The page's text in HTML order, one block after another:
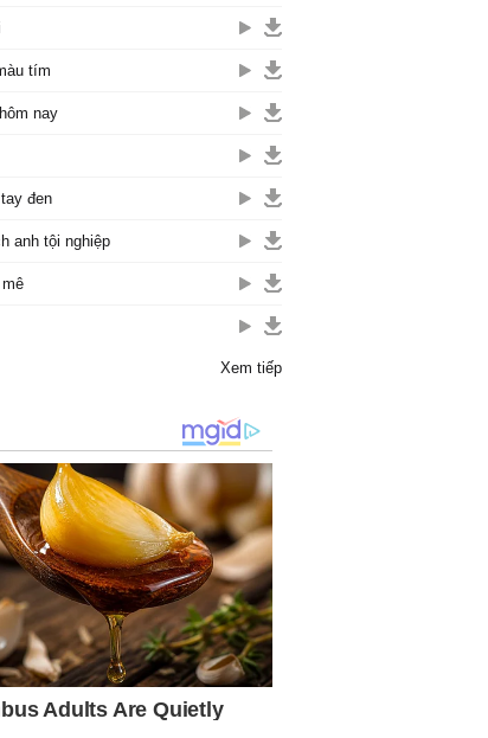
tím
nay
đen
anh tội nghiệp
Xem tiếp